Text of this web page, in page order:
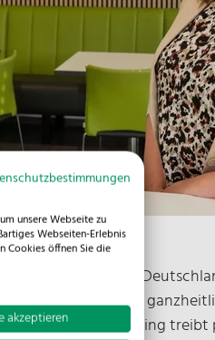
für den Vertrieb in
und
Vertrieb und Marketing
unsere Webseite zu
Webseiten-Erlebnis
Cookies öffnen Sie die
akzeptieren